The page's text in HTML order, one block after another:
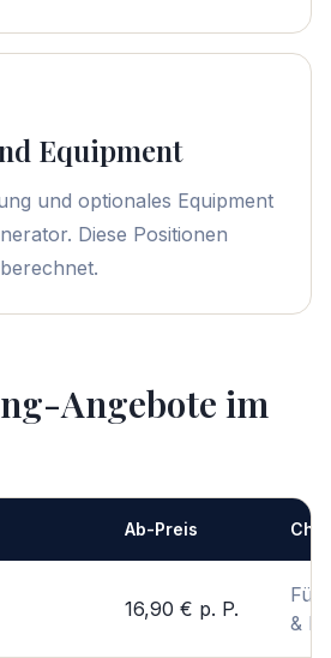
Equipment
und optionales Equipment
Diese Positionen
Angebote im
Ab-Preis
16,90 € p. P.
Für
&